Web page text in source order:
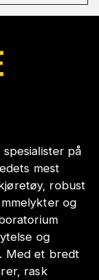
på
mest
robust
og
og
Med et bredt
rask